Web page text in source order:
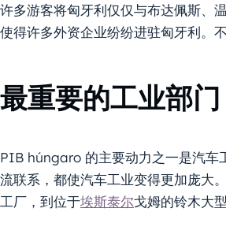
许多游客将匈牙利仅仅与布达佩斯、
使得许多外资企业纷纷进驻匈牙利。
最重要的工业部
PIB húngaro 的主要动力之一是汽车
流联系，都使汽车工业变得更加庞大
工厂，到位于埃斯泰尔戈姆的铃木大